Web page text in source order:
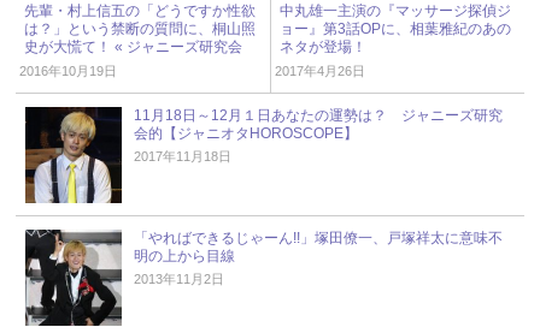
先輩・村上信五の「どうですか性欲
は？」という禁断の質問に、桐山照
史が大慌て！ « ジャニーズ研究会
2016年10月19日
中丸雄一主演の『マッサージ探偵ジ
ョー』第3話OPに、相葉雅紀のあの
ネタが登場！
2017年4月26日
11月18日～12月１日あなたの運勢は？ ジャニーズ研究
会的【ジャニオタHOROSCOPE】
2017年11月18日
「やればできるじゃーん!!」塚田僚一、戸塚祥太に意味不
明の上から目線
2013年11月2日